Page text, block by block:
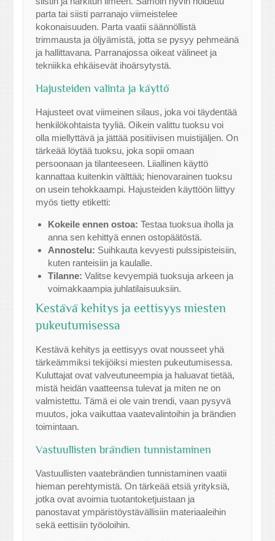
parta tai siisti parranajo viimeistelee
kokonaisuuden. Parta vaatii säännöllistä
trimmausta ja öljyämistä, jotta se pysyy pehmeänä
ja hallittavana. Parranajossa oikeat välineet ja
tekniikka ehkäisevät ihoärsytystä.
Hajusteiden valinta ja käyttö
Hajusteet ovat viimeinen silaus, joka voi täydentää
henkilökohtaista tyyliä. Oikein valittu tuoksu voi
olla miellyttävä ja jättää positiivisen muistijäljen. On
tärkeää löytää tuoksu, joka sopii omaan
persoonaan ja tilanteeseen. Liiallinen käyttö
kannattaa kuitenkin välttää; hienovarainen tuoksu
on usein tehokkaampi. Hajusteiden käyttöön liittyy
myös tietty etiketti:
Kokeile ennen ostoa: Testaa tuoksua iholla ja
anna sen kehittyä ennen ostopäätöstä.
Annostelu: Suihkauta kevyesti pulssipisteisiin,
kuten ranteisiin ja kaulalle.
Tilanne: Valitse kevyempiä tuoksuja arkeen ja
voimakkaampia juhlatilaisuuksiin.
Kestävä kehitys ja eettisyys miesten
pukeutumisessa
Kestävä kehitys ja eettisyys ovat nousseet yhä
tärkeämmiksi tekijöiksi miesten pukeutumisessa.
Kuluttajat ovat valveutuneempia ja haluavat tietää,
mistä heidän vaatteensa tulevat ja miten ne on
valmistettu. Tämä ei ole vain trendi, vaan pysyvä
muutos, joka vaikuttaa vaatevalintoihin ja brändien
toimintaan.
Vastuullisten brändien tunnistaminen
Vastuullisten vaatebrändien tunnistaminen vaatii
hieman perehtymistä. On tärkeää etsiä yrityksiä,
jotka ovat avoimia tuotantoketjuistaan ja
panostavat ympäristöystävällisiin materiaaleihin
sekä eettisiin työoloihin.